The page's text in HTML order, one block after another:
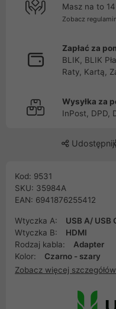
Masz na to
Zobacz
Zapłać za
BLIK, BLIK
Raty, Kartą,
Wysyłka za
InPost, DPD,
Udostępnij
Kod: 9531
SKU: 35984A
EAN: 6941876255412
Wtyczka A:
USB A/ USB
Wtyczka B:
HDMI
Rodzaj kabla:
Adapter
Kolor:
Czarno - szary
Zobacz więcej szczegółów